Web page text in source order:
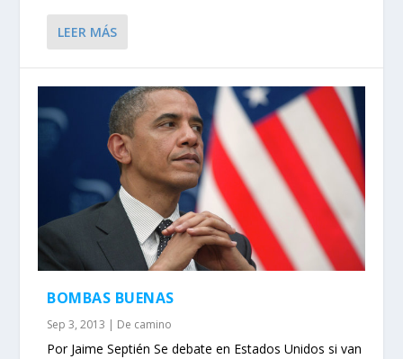
LEER MÁS
BOMBAS BUENAS
Sep 3, 2013 | De camino
Por Jaime Septién Se debate en Estados Unidos si van